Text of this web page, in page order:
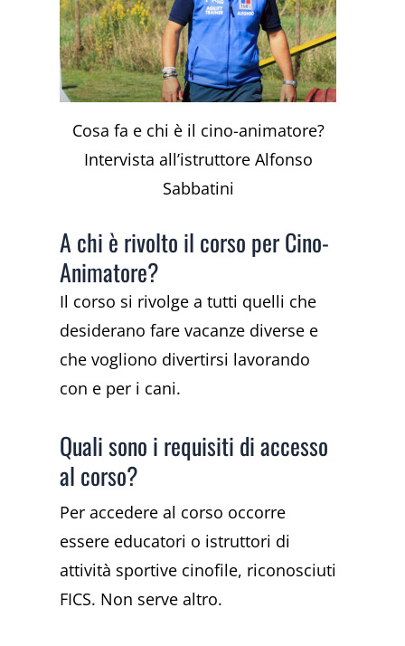
Cosa fa e chi è il cino-animatore?
Intervista all’istruttore Alfonso
Sabbatini
A chi è rivolto il corso per Cino-
Animatore?
Il corso si rivolge a tutti quelli che
desiderano fare vacanze diverse e
che vogliono divertirsi lavorando
con e per i cani.
Quali sono i requisiti di accesso
al corso?
Per accedere al corso occorre
essere educatori o istruttori di
attività sportive cinofile, riconosciuti
FICS. Non serve altro.